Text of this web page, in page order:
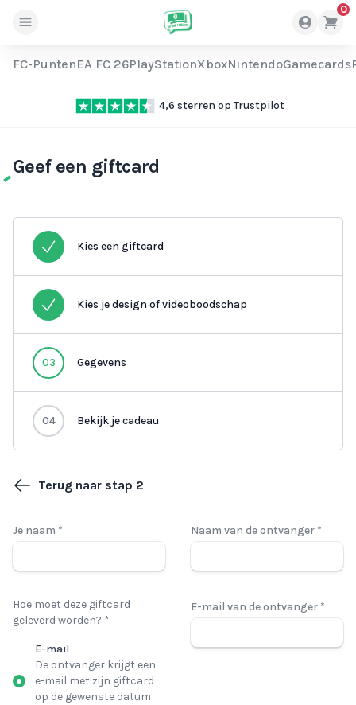
0
FC-PuntenEA FC 26PlayStationXboxNintendoGamecards
4,6 sterren op Trustpilot
Geef een giftcard
Kies een giftcard
Kies je design of videoboodschap
03 Gegevens
04 Bekijk je cadeau
Terug naar stap 2
Je naam * Naam van de ontvanger *
Hoe moet deze giftcard
geleverd worden? *
E-mail
De ontvanger krijgt een
e-mail met zijn giftcard
op de gewenste datum
E-mail van de ontvanger *